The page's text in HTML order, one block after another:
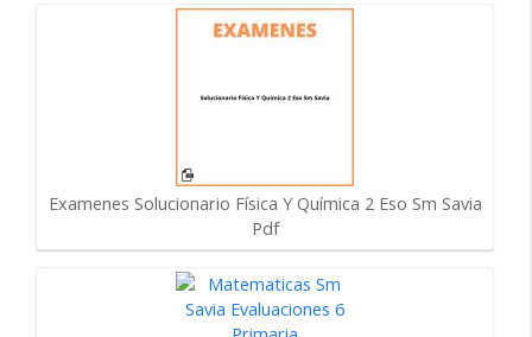
Examenes Solucionario Física Y Química 2 Eso Sm Savia
Pdf